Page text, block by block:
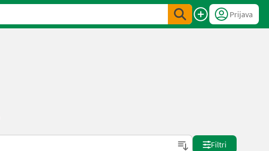
Prijava
Filtri